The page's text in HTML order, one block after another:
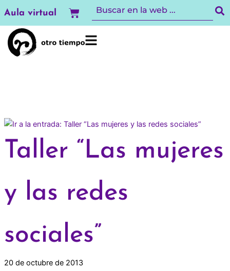
al
contenido
Aula virtual Carrito
Taller “Las mujeres
y las redes
sociales”
20 de octubre de 2013